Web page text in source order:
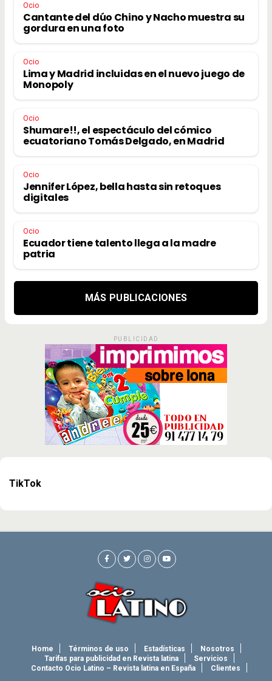
Ocio
Cantante del dúo Chino y Nacho muestra su
gordura en una foto
Ocio
Lima y Madrid incluidas en el nuevo juego de
Monopoly
Ocio
Shumare!!, el espectáculo del cómico
ecuatoriano Tomás Delgado, en Madrid
Ocio
Jennifer López, bella hasta sin retoques
digitales
Ocio
Ecuador tiene talento llega a la madre
patria
MÁS PUBLICACIONES
PUBLICIDAD
TikTok
Home Términos de uso Estadísticas
Nosotros
Tarifas para publicidad en Revista latina
Servicios
Contacto Ocio Latino – Revista latina en España
Clientes